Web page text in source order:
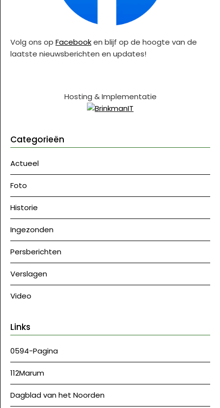
Volg ons op Facebooken blijf op de hoogte van de
laatste nieuwsberichten en updates!
Hosting & Implementatie
Categorieën
Actueel
Foto
Historie
Ingezonden
Persberichten
Verslagen
Video
Links
0594-Pagina
112Marum
Dagblad van het Noorden